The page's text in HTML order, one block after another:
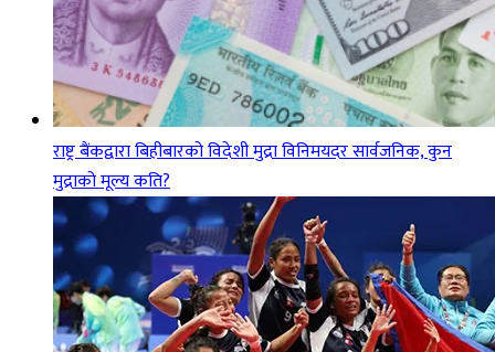
राष्ट्र बैंकद्वारा बिहीबारको विदेशी मुद्रा विनिमयदर सार्वजनिक, कुन
मुद्राको मूल्य कति?